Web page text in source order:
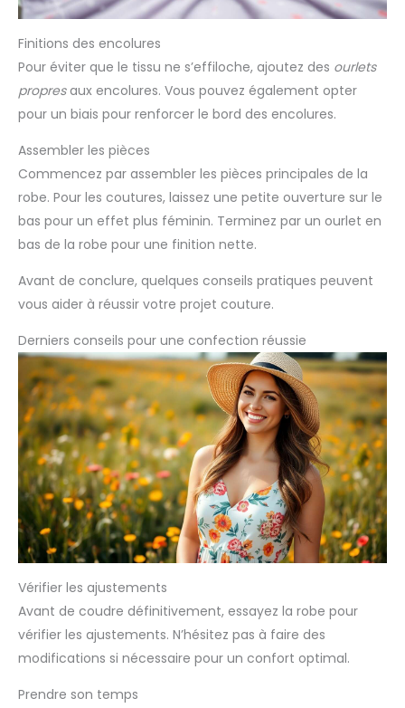
Finitions des encolures
Pour éviter que le tissu ne s’effiloche, ajoutez des ourlets
propresaux encolures. Vous pouvez également opter
pour un biais pour renforcer le bord des encolures.
Assembler les pièces
Commencez par assembler les pièces principales de la
robe. Pour les coutures, laissez une petite ouverture sur le
bas pour un effet plus féminin. Terminez par un ourlet en
bas de la robe pour une finition nette.
Avant de conclure, quelques conseils pratiques peuvent
vous aider à réussir votre projet couture.
Derniers conseils pour une confection réussie
Vérifier les ajustements
Avant de coudre définitivement, essayez la robe pour
vérifier les ajustements. N’hésitez pas à faire des
modifications si nécessaire pour un confort optimal.
Prendre son temps